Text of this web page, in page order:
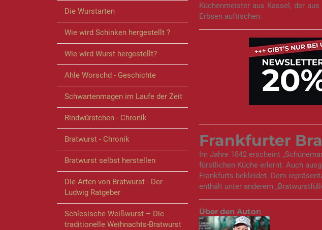
Küchenmeister aus Kassel, der
Erbsen auftischen.
Frankfurter
Im Jahre 1842 erscheint
fürstlichen Küche erlernt. Auch
Frankfurts bekleidet. Dem
enthält unter anderem
Über den Autor:
Die Wurstarten
Wie wird Schinken hergestellt ?
Wie wird Wurst hergestellt?
Ahle Worschd - Geschichte
Schwartenmagen im Laufe der Zeit
Rindwürstchen - Chronik
Bratwurst - Chronik
Bratwurst selbst herstellen
Die Arten von Bratwurst - Der
Ludwig Ratgeber
Schlesische Weißwurst – Die
traditionelle Weihnachts-Bratwurst